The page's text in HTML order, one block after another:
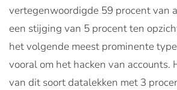
vertegenwoordigde 59 procent van
een stijging van 5 procent ten
het volgende meest prominente
vooral om het hacken van accounts.
van dit soort datalekken met 3